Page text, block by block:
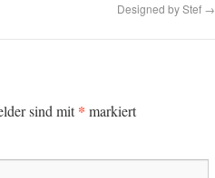
Designed by Stef →
sind mit* markiert